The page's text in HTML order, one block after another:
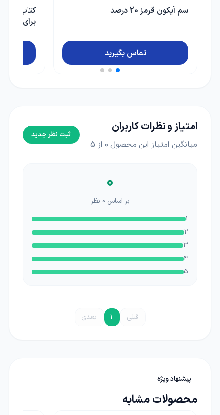
کتاب خانه سبز (جایگزین های خانگی
تماس بگیرید
حشره کش
امتیاز و نظرات کاربران
میانگین امتیاز این محصول 0 از 5
ثبت نظر جدید
0
بر اساس 0 نظر
1
2
3
4
5
قبلی 1 بعدی
پیشنهاد ویژه
محصولات مشابه